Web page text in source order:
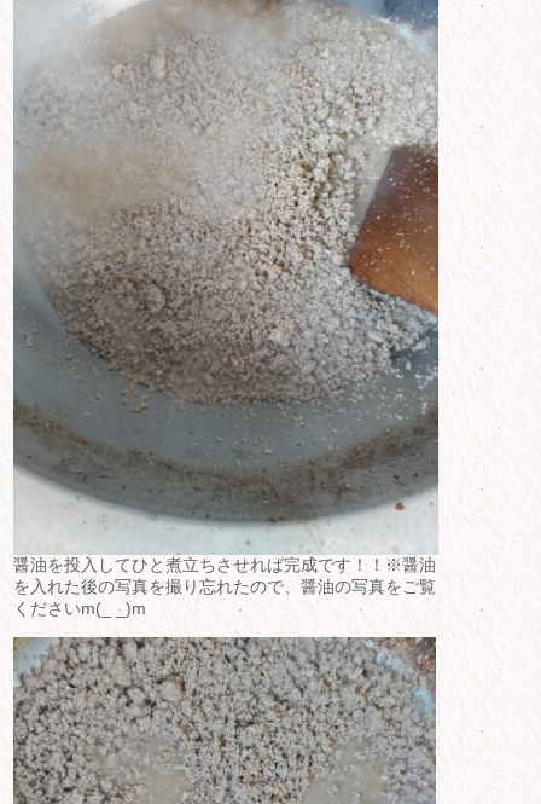
醤油を投入してひと煮立ちさせれば完成です！！※醤油
を入れた後の写真を撮り忘れたので、醤油の写真をご覧
くださいm(_ _)m